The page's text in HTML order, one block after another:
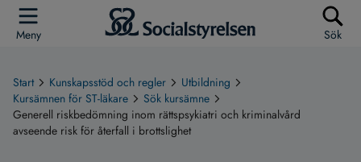
Meny Sök
Start Kunskapsstöd och regler
Utbildning
Kursämnen för ST-läkare
Sök kursämne
Generell riskbedömning inom rättspsykiatri och kriminalvård
avseende risk för återfall i brottslighet